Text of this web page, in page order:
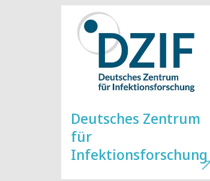
Deutsches Zentrum
für
Infektionsforschung